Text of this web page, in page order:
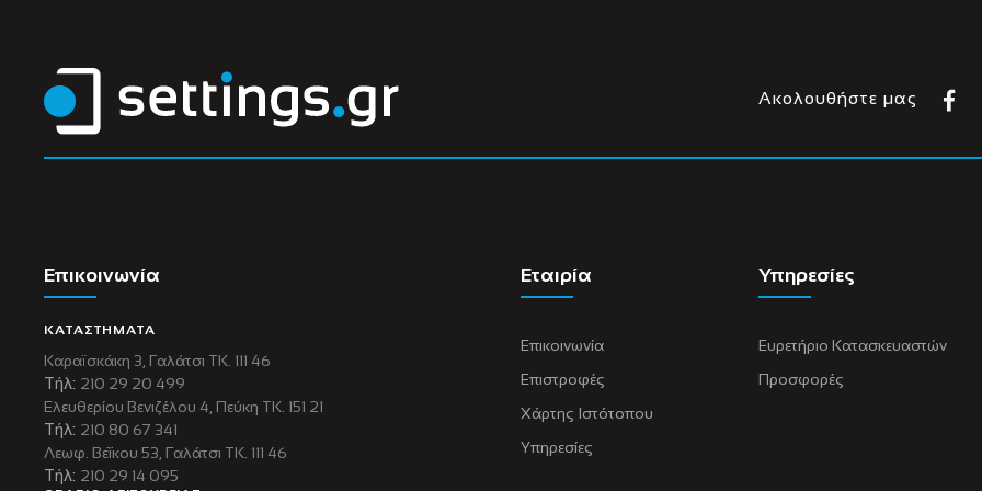
Ακολουθήστε μας
Επικοινωνία
ΚΑΤΑΣΤΗΜΑΤΑ
Καραϊσκάκη 3, Γαλάτσι ΤΚ. 111 46
Τήλ: 210 29 20 499
Ελευθερίου Βενιζέλου 4, Πεύκη ΤΚ. 151 21
Τήλ: 210 80 67 341
Λεωφ. Βεΐκου 53, Γαλάτσι ΤΚ. 111 46
Τήλ: 210 29 14 095
Εταιρία
Επικοινωνία
Επιστροφές
Χάρτης Ιστότοπου
Υπηρεσίες
Υπηρεσίες
Ευρετήριο Κατασκευαστών
Προσφορές